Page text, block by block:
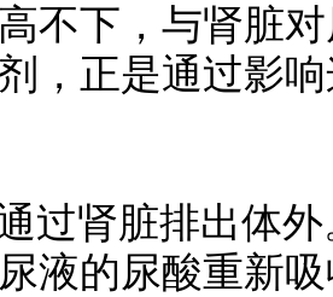
不下，与肾脏
，正是通过影
过肾脏排出体
液的尿酸重新